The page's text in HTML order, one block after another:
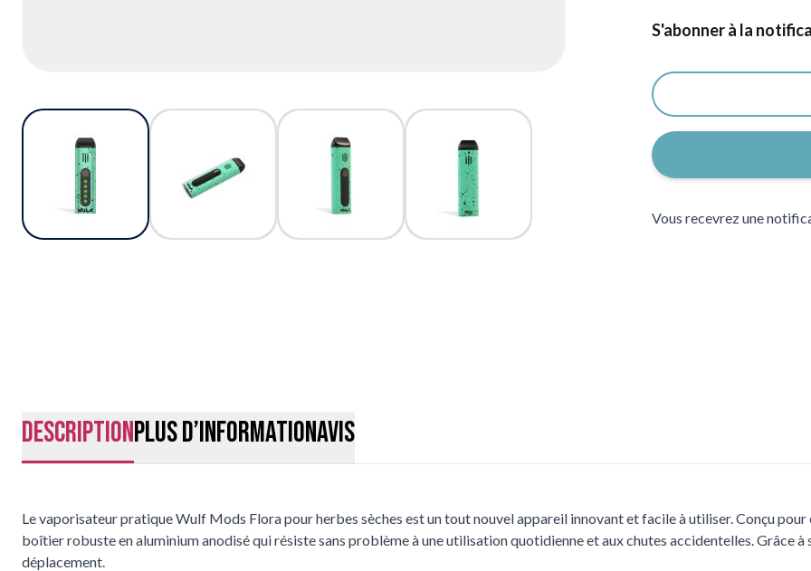
S'abonner à la
Vous recevrez une
DescriptionPlus d’informationAvis
Le vaporisateur pratique Wulf Mods Flora pour herbes sèches est un tout nouvel appareil innovant et facile à utiliser. Conçu
boîtier robuste en aluminium anodisé qui résiste sans problème à une utilisation quotidienne et aux chutes accidentelles. Grâce
déplacement.